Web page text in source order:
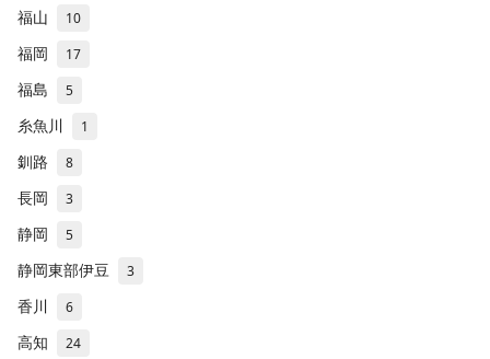
福山 10
福岡 17
福島 5
糸魚川 1
釧路 8
長岡 3
静岡 5
静岡東部伊豆 3
香川 6
高知 24